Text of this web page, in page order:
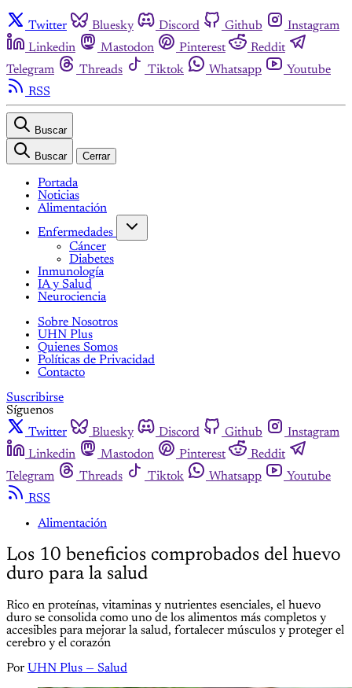
Twitter Bluesky Discord Github
Instagram
Linkedin
Mastodon Pinterest
Reddit
Telegram
Threads Tiktok Whatsapp
Youtube
RSS
Buscar
Buscar Cerrar
Portada
Noticias
Alimentación
Enfermedades
Cáncer
Diabetes
Inmunología
IA y Salud
Neurociencia
Sobre Nosotros
UHN Plus
Quienes Somos
Políticas de Privacidad
Contacto
Suscribirse
Síguenos
Twitter
Bluesky Discord Github
Instagram
Linkedin
Mastodon Pinterest
Reddit
Telegram
Threads Tiktok Whatsapp
Youtube
RSS
Alimentación
Los 10 beneficios comprobados del huevo
duro para la salud
Rico en proteínas, vitaminas y nutrientes esenciales, el huevo
duro se consolida como uno de los alimentos más completos y
accesibles para mejorar la salud, fortalecer músculos y proteger el
cerebro y el corazón
Por UHN Plus — Salud